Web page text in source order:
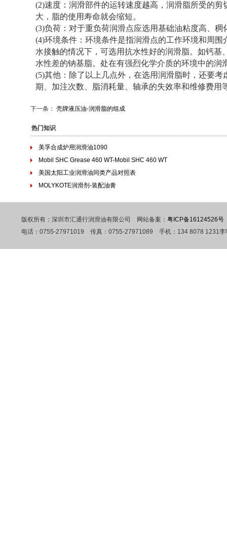
(2)速度：润滑部件的运转速度越高，润滑脂所受的
大，脂的使用寿命就会缩短。
(3)负荷：对于重负荷润滑点应选用基础油粘度高、
(4)环境条件：环境条件是指润滑点的工作环境和周
水接触的情况下，可选用抗水性好的润滑脂。如钙
水性差的钠基脂。处在有强烈化学介质的环境中的
(5)其他：除了以上几点外，在选用润滑脂时，还要
期、加注次数、脂消耗量、轴承的失效率和维修费用
下一条： 壳牌液压油-润滑脂的组成
热门知识
美孚合成炉用润滑油1090
Mobil SHC Grease 460 WT-Mobil SHC 460 WT
美国太阳工业润滑油同类产品对照表
MOLYKOTE润滑剂-装配油膏
版权所有：深圳市汇通行润滑油有限公司 网站备案： 粤ICP备16124526号
电话：0755-27971019 传真：0755-27971089 手机：134 8078 1231李